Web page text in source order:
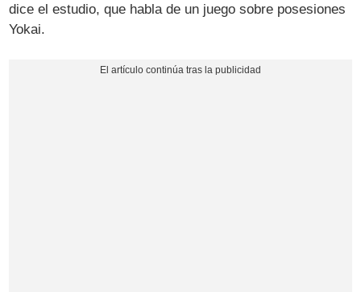
dice el estudio, que habla de un juego sobre posesiones
Yokai.